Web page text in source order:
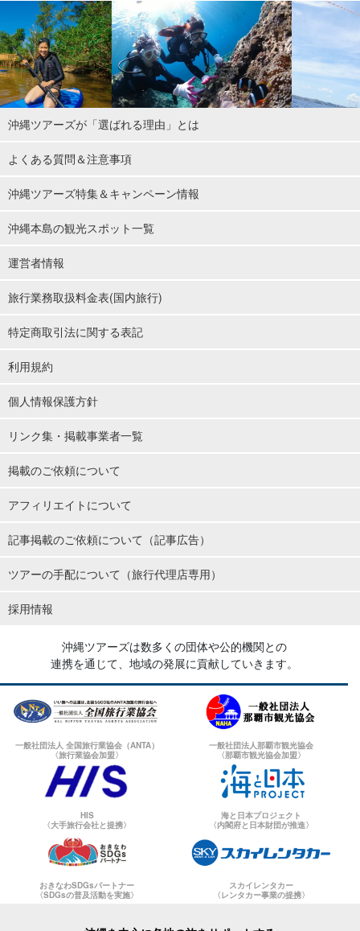
沖縄ツアーズが「選ばれる理由」とは
よくある質問＆注意事項
沖縄ツアーズ特集＆キャンペーン情報
沖縄本島の観光スポット一覧
運営者情報
旅行業務取扱料金表(国内旅行)
特定商取引法に関する表記
利用規約
個人情報保護方針
リンク集・掲載事業者一覧
掲載のご依頼について
アフィリエイトについて
記事掲載のご依頼について（記事広告）
ツアーの手配について（旅行代理店専用）
採用情報
沖縄ツアーズは数多くの団体や公的機関との
連携を通じて、地域の発展に貢献していきます。
一般社団法人 全国旅行業協会（ANTA）
〈旅行業協会加盟〉
一般社団法人那覇市観光協会
〈那覇市観光協会加盟〉
HIS
〈大手旅行会社と提携〉
海と日本プロジェクト
〈内閣府と日本財団が推進〉
おきなわSDGsパートナー
〈SDGsの普及活動を実施〉
スカイレンタカー
〈レンタカー事業の提携〉